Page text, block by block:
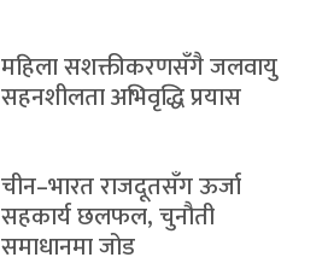
महिला सशक्तीकरणसँगै जलवायु
सहनशीलता अभिवृद्धि प्रयास
चीन–भारत राजदूतसँग ऊर्जा
सहकार्य छलफल, चुनौती
समाधानमा जोड